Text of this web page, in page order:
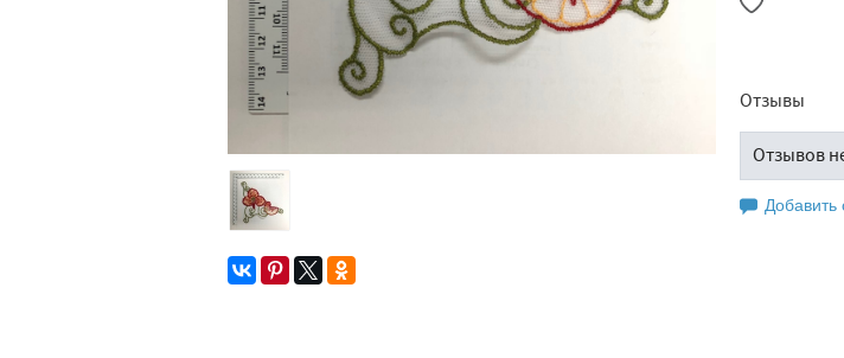
Отзывы
Отзывов
Добавить